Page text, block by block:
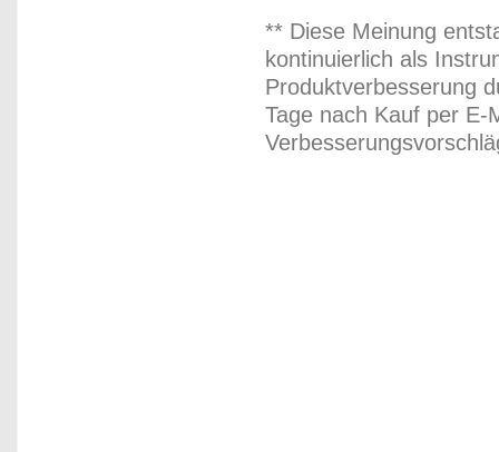
** Diese Meinung
kontinuierlich als
Produktverbesserung
Tage nach Kauf per E-